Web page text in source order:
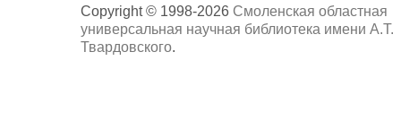
Copyright © 1998-2026 Смоленская областная
универсальная научная библиотека имени А.Т.
Твардовского.